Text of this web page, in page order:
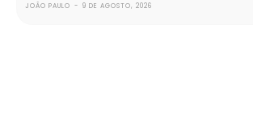
JOÃO PAULO - 9 DE AGOSTO, 2026